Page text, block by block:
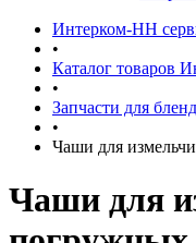
Интерком-НН
•
Каталог товаров
•
Запчасти для
•
Чаши для
Чаши для